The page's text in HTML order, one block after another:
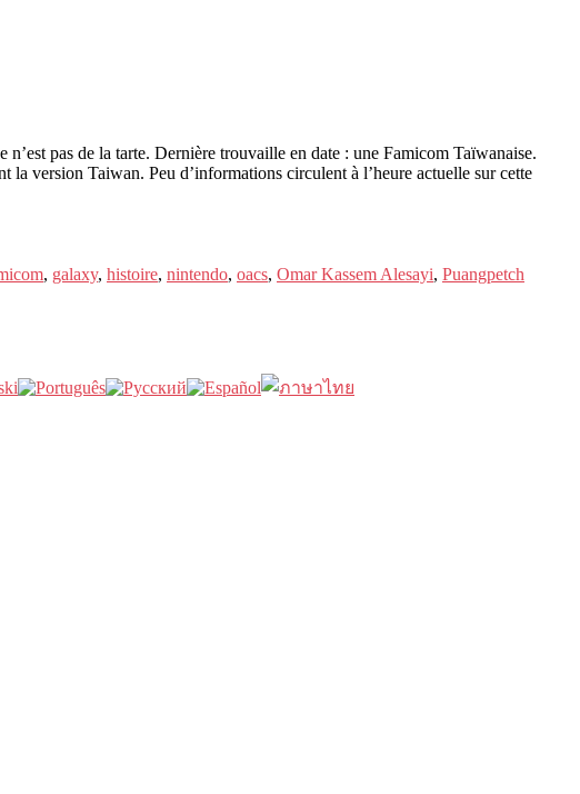
pas de la tarte. Dernière trouvaille en date : une Famicom Taïwanaise.
la version Taiwan. Peu d’informations circulent à l’heure actuelle sur cette
, galaxy, histoire, nintendo, oacs, Omar Kassem Alesayi, Puangpetch